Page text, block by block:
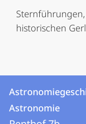
historischen
Kontakt
und
und
Astronomie